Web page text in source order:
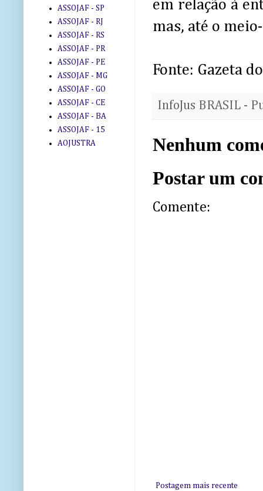
em relação à
mas, até o
Fonte: Gazeta
InfoJus BRASIL -
Nenhum
Postar um
Comente:
Postagem mais recente
ASSOJAF - SP
ASSOJAF - RJ
ASSOJAF - RS
ASSOJAF - PR
ASSOJAF - PE
ASSOJAF - MG
ASSOJAF - GO
ASSOJAF - CE
ASSOJAF - BA
ASSOJAF - 15
AOJUSTRA